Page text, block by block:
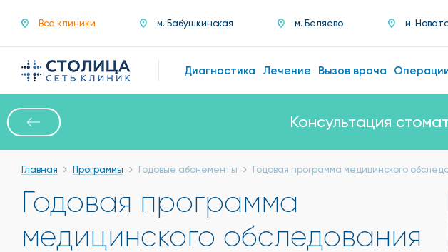
Все клиники м. Бабушкинская м. Беляево м.
Диагностика Лечение Вызов врача
Консультация
Главная Программы Годовые абонементы Годовая программа медицинского
Годовая программа
медицинского обследования